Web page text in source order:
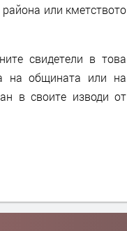
или кметството
свидетели в това
на общината или на
в своите изводи от